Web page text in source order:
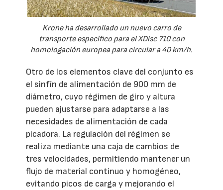
Krone ha desarrollado un nuevo carro de
transporte específico para el XDisc 710 con
homologación europea para circular a 40 km/h.
Otro de los elementos clave del conjunto es
el sinfín de alimentación de 900 mm de
diámetro, cuyo régimen de giro y altura
pueden ajustarse para adaptarse a las
necesidades de alimentación de cada
picadora. La regulación del régimen se
realiza mediante una caja de cambios de
tres velocidades, permitiendo mantener un
flujo de material continuo y homogéneo,
evitando picos de carga y mejorando el